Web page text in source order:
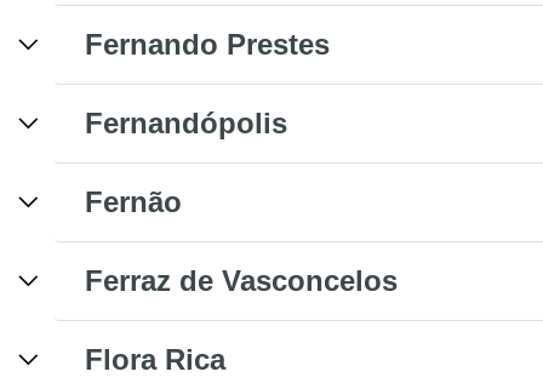
Fernando Prestes
Fernandópolis
Fernão
Ferraz de Vasconcelos
Flora Rica